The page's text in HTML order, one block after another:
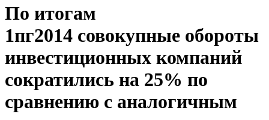
По итогам
1пг2014 совокупные обороты
инвестиционных компаний
сократились на 25% по
сравнению с аналогичным